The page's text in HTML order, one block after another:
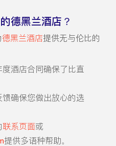
德黑兰酒店？
德黑兰酒店提供无与伦比的
酒店合同确保了比直
确保您做出放心的选
联系页面或
提供多语种帮助。